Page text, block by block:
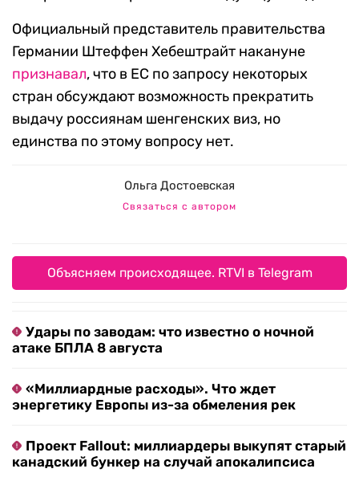
Официальный представитель правительства
Германии Штеффен Хебештрайт накануне
признавал, что в ЕС по запросу некоторых
стран обсуждают возможность прекратить
выдачу россиянам шенгенских виз, но
единства по этому вопросу нет.
Ольга Достоевская
Связаться с автором
Объясняем происходящее. RTVI в Telegram
Удары по заводам: что известно о ночной
атаке БПЛА 8 августа
«Миллиардные расходы». Что ждет
энергетику Европы из-за обмеления рек
Проект Fallout: миллиардеры выкупят старый
канадский бункер на случай апокалипсиса